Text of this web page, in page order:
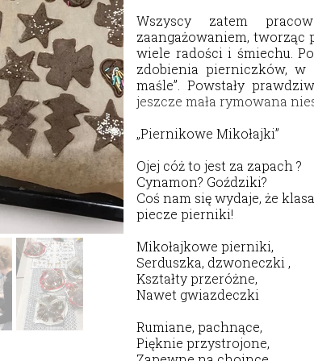
Wszyscy zatem
zaangażowaniem, tworząc
wiele radości i śmiechu.
zdobienia pierniczków,
maśle”. Powstały
jeszcze mała rymowana
„Piernikowe Mikołajki”
Ojej cóż to jest za zapach ?
Cynamon? Goździki?
Coś nam się wydaje, że
piecze pierniki!
Mikołajkowe pierniki,
Serduszka, dzwoneczki ,
Kształty przeróżne,
Nawet gwiazdeczki
Rumiane, pachnące,
Pięknie przystrojone,
Nasza szkoła jest OK
Erasmus+ Uniwersalny Język Sztuki
Erasmus+ Przez dwujęzyczność do przyszłości
Erasmus+ Mózgi w szkole. Wiedza jest potęgą!
Nabór